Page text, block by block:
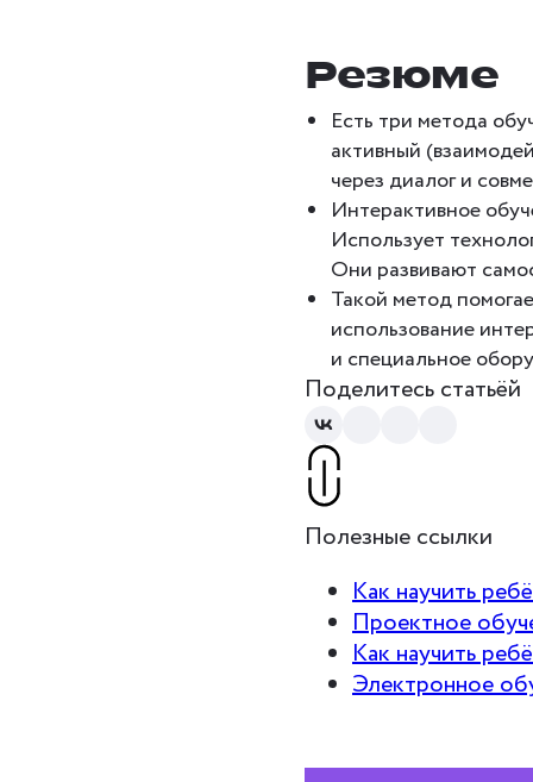
Резюме
Есть три метода
активный
через диалог и
Интерактивное
Использует
Они развивают
Такой метод
использование
и специальное
Поделитесь статьёй
Полезные ссылки
Как научить
Проектное
Как научить
Электронное